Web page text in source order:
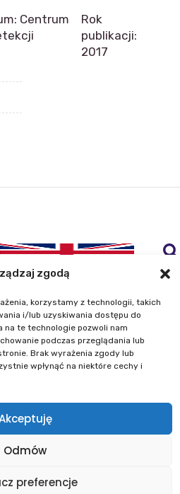
zgodą
korzystamy z technologii, takich
i/lub uzyskiwania dostępu do
na te technologie pozwoli nam
podczas przeglądania lub
Brak wyrażenia zgody lub
wpłynąć na niektóre cechy i
Odmów
preferencje
Centrum
Rok
publikacji:
2017
Geodezji i Kartografii
Modzelewskiego 27
00
Polityka plików cookies